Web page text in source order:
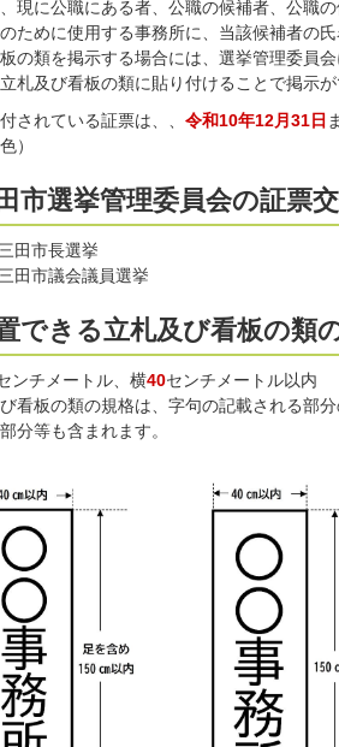
現に公職にある者、公職の候補者、公職
ために使用する事務所に、当該候補者の
の類を掲示する場合には、選挙管理委員
札及び看板の類に貼り付けることで掲示
されている証票は、、 令和10年12月31日
）
市選挙管理委員会の証票
三田市長選挙
三田市議会議員選挙
できる立札及び看板の類
ンチメートル、横40センチメートル以内
看板の類の規格は、字句の記載される部
分等も含まれます。